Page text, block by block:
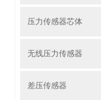
压力传感器芯体
无线压力传感器
差压传感器